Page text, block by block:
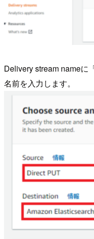
Delivery stream nameに
名前を入力します。